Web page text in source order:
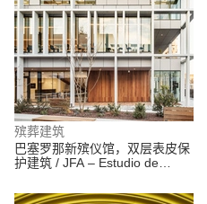
殡葬建筑
巴塞罗那新殡仪馆，双层表皮保
护建筑 / JFA – Estudio de